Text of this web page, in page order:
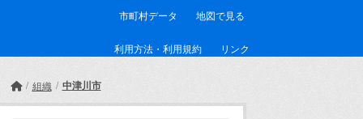
市町村データ 地図で見る
利用方法・利用規約 リンク
組織 中津川市